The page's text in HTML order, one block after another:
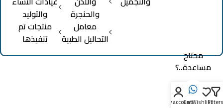
والحنجرة
معامل
التحاليل الطبية
والتوليد
منتجات تم
تنفيذها
محتاج
مساعدة..؟
Filters
Wishlist
0
Cart
My account